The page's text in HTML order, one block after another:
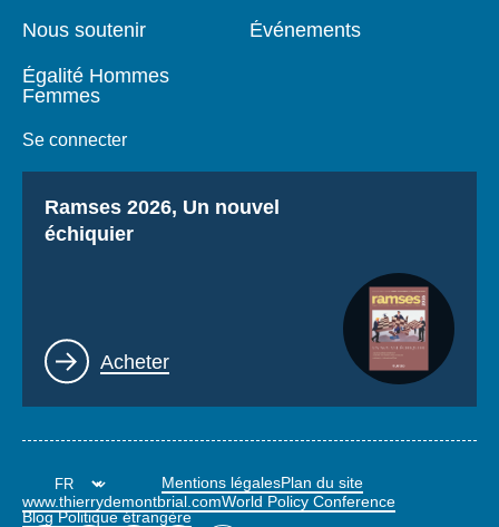
Nous soutenir
Égalité Hommes
Femmes
Se connecter
Événements
Titre
Ramses 2026, Un nouvel
échiquier
Lien
Acheter
Mentions légalesPlan du site
www.thierrydemontbrial.comWorld Policy Conference
Blog Politique étrangère